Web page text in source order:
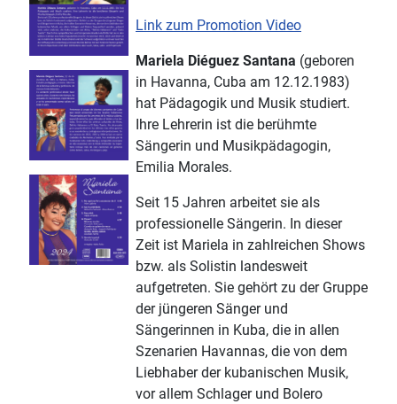
Link zum Promotion Video
Mariela Diéguez Santana (geboren
in Havanna, Cuba am 12.12.1983)
hat Pädagogik und Musik studiert.
Ihre Lehrerin ist die berühmte
Sängerin und Musikpädagogin,
Emilia Morales.
Seit 15 Jahren arbeitet sie als
professionelle Sängerin. In dieser
Zeit ist Mariela in zahlreichen Shows
bzw. als Solistin landesweit
aufgetreten. Sie gehört zu der Gruppe
der jüngeren Sänger und
Sängerinnen in Kuba, die in allen
Szenarien Havannas, die von dem
Liebhaber der kubanischen Musik,
vor allem Schlager und Bolero